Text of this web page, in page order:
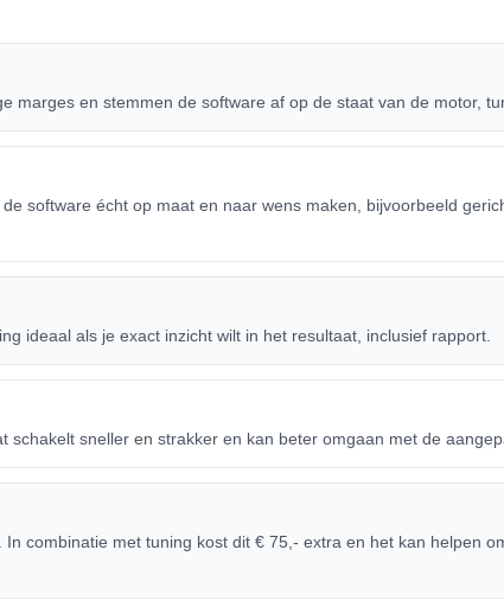
en stemmen de software af op de staat van de motor,
software écht op maat en naar wens maken, bijvoorbeeld
ideaal als je exact inzicht wilt in het resultaat, inclusief rapport.
sneller en strakker en kan beter omgaan met de
combinatie met tuning kost dit € 75,- extra en het kan helpen